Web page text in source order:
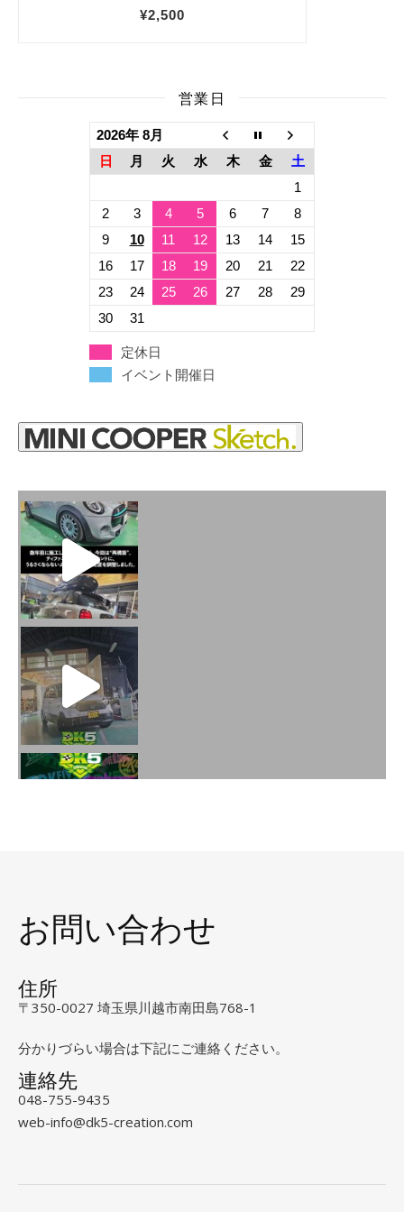
営業日
2026年 8月
日
月 火 水 木 金
土
1
2
3 4 5 6 7
8
9
10 11 12 13 14
15
16
17 18 19 20 21
22
23
24 25 26 27 28
29
30
31
定休日
イベント開催日
火曜日水曜日は定休
お問い合わせ
住所
〒350-0027 埼玉県川越市南田島768-1
分かりづらい場合は下記にご連絡ください。
連絡先
048-755-9435
web-info@dk5-creation.com